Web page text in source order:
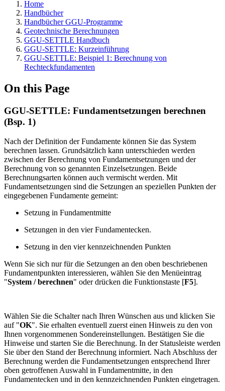
Home
Handbücher
Handbücher GGU-Programme
Geotechnische Berechnungen
GGU-SETTLE Handbuch
GGU-SETTLE: Kurzeinführung
GGU-SETTLE: Beispiel 1: Berechnung von
Rechteckfundamenten
On this Page
GGU-SETTLE: Fundamentsetzungen berechnen
(Bsp. 1)
Nach der Definition der Fundamente können Sie das System
berechnen lassen. Grundsätzlich kann unterschieden werden
zwischen der Berechnung von Fundamentsetzungen und der
Berechnung von so genannten Einzelsetzungen. Beide
Berechnungsarten können auch vermischt werden. Mit
Fundamentsetzungen sind die Setzungen an speziellen Punkten der
eingegebenen Fundamente gemeint:
Setzung in Fundamentmitte
Setzungen in den vier Fundamentecken.
Setzung in den vier kennzeichnenden Punkten
Wenn Sie sich nur für die Setzungen an den oben beschriebenen
Fundamentpunkten interessieren, wählen Sie den Menüeintrag
"System / berechnen" oder drücken die Funktionstaste [F5].
Wählen Sie die Schalter nach Ihren Wünschen aus und klicken Sie
auf "OK". Sie erhalten eventuell zuerst einen Hinweis zu den von
Ihnen vorgenommenen Sondereinstellungen. Bestätigen Sie die
Hinweise und starten Sie die Berechnung. In der Statusleiste werden
Sie über den Stand der Berechnung informiert. Nach Abschluss der
Berechnung werden die Fundamentsetzungen entsprechend Ihrer
oben getroffenen Auswahl in Fundamentmitte, in den
Fundamentecken und in den kennzeichnenden Punkten eingetragen.